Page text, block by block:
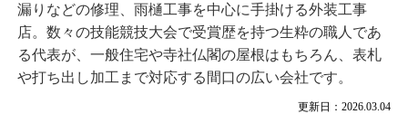
更新日：2026.03.04
漏りなどの修理、雨樋工事を中心に手掛ける外装工事
店。数々の技能競技大会で受賞歴を持つ生粋の職人であ
る代表が、一般住宅や寺社仏閣の屋根はもちろん、表札
や打ち出し加工まで対応する間口の広い会社です。